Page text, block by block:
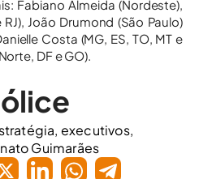
Fabiano Almeida (Nordeste),
João Drumond (São Paulo)
Costa (MG, ES, TO, MT e
DF e GO).
, executivos,
Guimarães